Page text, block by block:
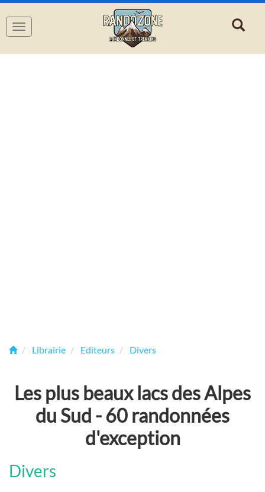
Navigation
Librairie Editeurs Divers
Les plus beaux lacs des Alpes
du Sud - 60 randonnées
d'exception
Divers